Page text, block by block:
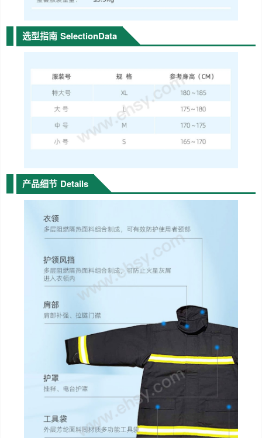
选型指南 SelectionData
产品细节 Details